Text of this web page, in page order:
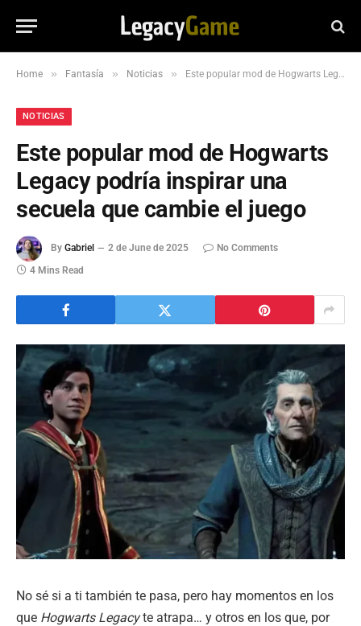
Home » Fantasía » Noticias » Este popular mod de Hogwarts Legacy podría inspirar una secuela que cambie el juego
NOTICIAS
Este popular mod de Hogwarts
Legacy podría inspirar una
secuela que cambie el juego
By Gabriel 2 de June de 2025
No Comments
4 Mins Read
No sé si a ti también te pasa, pero hay momentos en los
que Hogwarts Legacyte atrapa… y otros en los que, por